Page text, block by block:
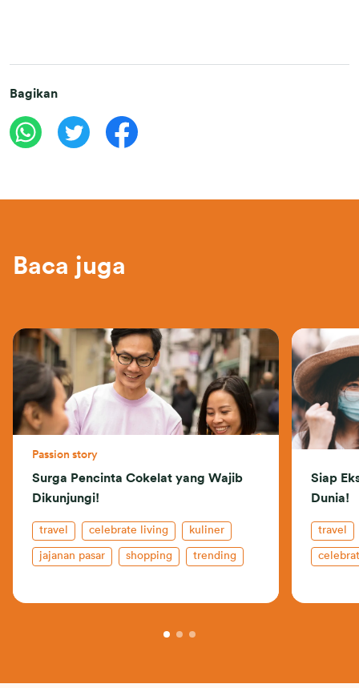
Bagikan
Baca juga
Passion story
Surga Pencinta Cokelat yang Wajib
Dikunjungi!
travel celebrate living kuliner
jajanan pasar shopping trending
Siap
Dunia!
travel